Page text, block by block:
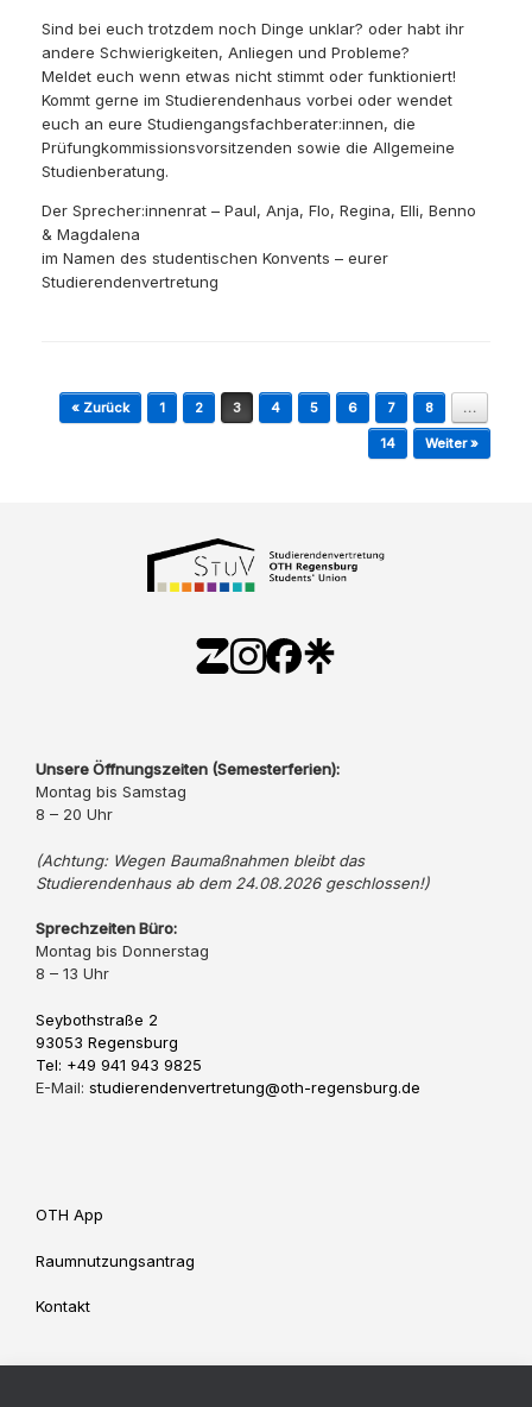
Sind bei euch trotzdem noch Dinge unklar? oder habt ihr
andere Schwierigkeiten, Anliegen und Probleme?
Meldet euch wenn etwas nicht stimmt oder funktioniert!
Kommt gerne im Studierendenhaus vorbei oder wendet
euch an eure Studiengangsfachberater:innen, die
Prüfungkommissionsvorsitzenden sowie die Allgemeine
Studienberatung.
Der Sprecher:innenrat – Paul, Anja, Flo, Regina, Elli, Benno
& Magdalena
im Namen des studentischen Konvents – eurer
Studierendenvertretung
Beitragsnavigation
« Zurück 1 2 3 4 5 6 7 8 …
14 Weiter »
Unsere Öffnungszeiten (Semesterferien):
Montag bis Samstag
8 – 20 Uhr
(Achtung: Wegen Baumaßnahmen bleibt das
Studierendenhaus ab dem 24.08.2026 geschlossen!)
Sprechzeiten Büro:
Montag bis Donnerstag
8 – 13 Uhr
Seybothstraße 2
93053 Regensburg
Tel: +49 941 943 9825
E-Mail: studierendenvertretung@oth-regensburg.de
OTH App
Raumnutzungsantrag
Kontakt